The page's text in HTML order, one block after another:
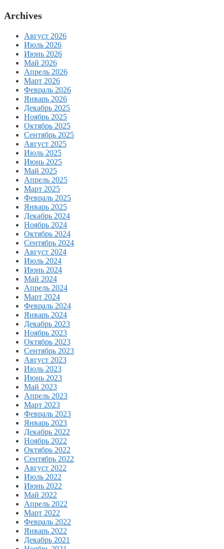
Archives
Август 2026
Июль 2026
Июнь 2026
Май 2026
Апрель 2026
Март 2026
Февраль 2026
Январь 2026
Декабрь 2025
Ноябрь 2025
Октябрь 2025
Сентябрь 2025
Август 2025
Июль 2025
Июнь 2025
Май 2025
Апрель 2025
Март 2025
Февраль 2025
Январь 2025
Декабрь 2024
Ноябрь 2024
Октябрь 2024
Сентябрь 2024
Август 2024
Июль 2024
Июнь 2024
Май 2024
Апрель 2024
Март 2024
Февраль 2024
Январь 2024
Декабрь 2023
Ноябрь 2023
Октябрь 2023
Сентябрь 2023
Август 2023
Июль 2023
Июнь 2023
Май 2023
Апрель 2023
Март 2023
Февраль 2023
Январь 2023
Декабрь 2022
Ноябрь 2022
Октябрь 2022
Сентябрь 2022
Август 2022
Июль 2022
Июнь 2022
Май 2022
Апрель 2022
Март 2022
Февраль 2022
Январь 2022
Декабрь 2021